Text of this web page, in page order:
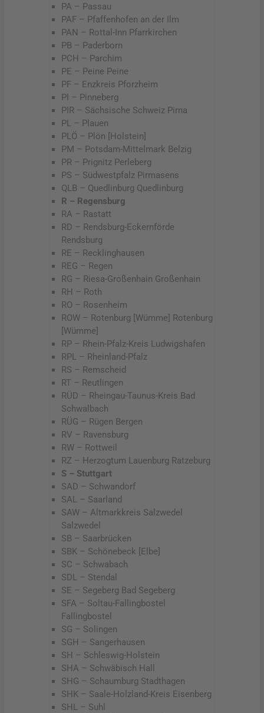
PA – Passau
PAF – Pfaffenhofen an der Ilm
PAN – Rottal-Inn Pfarrkirchen
PB – Paderborn
PCH – Parchim
PE – Peine Peine
PF – Enzkreis Pforzheim
PI – Pinneberg
PIR – Sächsische Schweiz Pirna
PL – Plauen
PLÖ – Plön [Holstein]
PM – Potsdam-Mittelmark Belzig
PR – Prignitz Perleberg
PS – Südwestpfalz Pirmasens
QLB – Quedlinburg Quedlinburg
R – Regensburg
RA – Rastatt
RD – Rendsburg-Eckernförde
Rendsburg
RE – Recklinghausen
REG – Regen
RG – Riesa-Großenhain Großenhain
RH – Roth
RO – Rosenheim
ROW – Rotenburg [Wümme] Rotenburg
[Wümme]
RP – Rhein-Pfalz-Kreis Ludwigshafen
RPL – Rheinland-Pfalz
RS – Remscheid
RT – Reutlingen
RÜD – Rheingau-Taunus-Kreis Bad
Schwalbach
RÜG – Rügen Bergen
RV – Ravensburg
RW – Rottweil
RZ – Herzogtum Lauenburg Ratzeburg
S – Stuttgart
SAD – Schwandorf
SAL – Saarland
SAW – Altmarkkreis Salzwedel
Salzwedel
SB – Saarbrücken
SBK – Schönebeck [Elbe]
SC – Schwabach
SDL – Stendal
SE – Segeberg Bad Segeberg
SFA – Soltau-Fallingbostel
Fallingbostel
SG – Solingen
SGH – Sangerhausen
SH – Schleswig-Holstein
SHA – Schwäbisch Hall
SHG – Schaumburg Stadthagen
SHK – Saale-Holzland-Kreis Eisenberg
SHL – Suhl